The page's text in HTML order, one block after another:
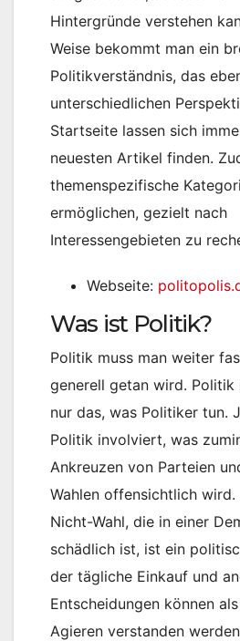
Hintergründe verstehen
Weise bekommt man ein
Politikverständnis, das
unterschiedlichen
Startseite lassen sich
neuesten Artikel finden.
themenspezifische
ermöglichen, gezielt nach
Interessengebieten zu
Webseite:
Was ist Politik?
Politik muss man weiter
generell getan wird.
nur das, was Politiker tun.
Politik involviert, was
Ankreuzen von Parteien
Wahlen offensichtlich
Nicht-Wahl, die in einer
schädlich ist, ist ein
der tägliche Einkauf und
Entscheidungen können
Agieren verstanden